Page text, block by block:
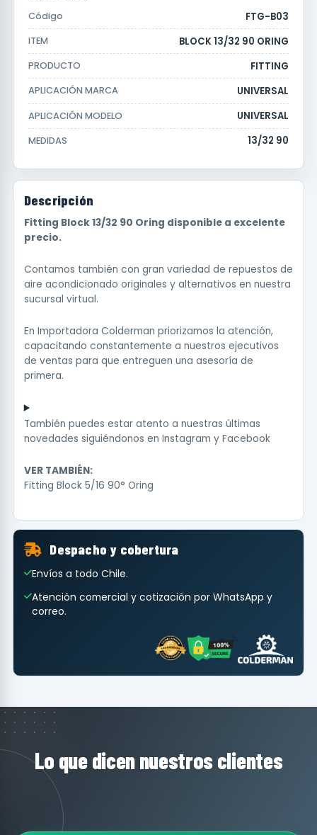
Código FTG-B03
ITEM BLOCK 13/32 90 ORING
PRODUCTO FITTING
APLICACIÓN MARCA UNIVERSAL
APLICACIÓN MODELO UNIVERSAL
MEDIDAS 13/32 90
Descripción
Fitting Block 13/32 90 Oring disponible a excelente
precio.
Contamos también con gran variedad de repuestos de
aire acondicionado originales y alternativos en nuestra
sucursal virtual.
En Importadora Colderman priorizamos la atención,
capacitando constantemente a nuestros ejecutivos
de ventas para que entreguen una asesoría de
primera.
También puedes estar atento a nuestras últimas
novedades siguiéndonos en Instagram y Facebook
VER TAMBIÉN:
Fitting Block 5/16 90° Oring
Despacho y cobertura
Envíos a todo Chile.
Atención comercial y cotización por WhatsApp y
correo.
Lo que dicen nuestros clientes